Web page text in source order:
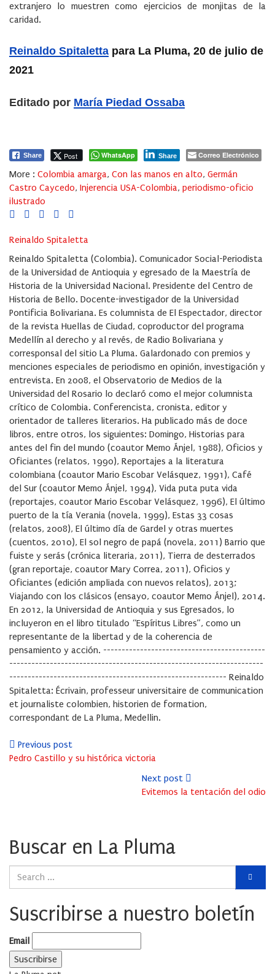
extranjero lo muestren como ejercicios de monjitas de la
caridad.
Reinaldo Spitaletta para La Pluma, 20 de julio de
2021
Editado por María Piedad Ossaba
Share Post WhatsApp Share Correo Electrónico
More : Colombia amarga, Con las manos en alto, Germán
Castro Caycedo, Injerencia USA-Colombia, periodismo-oficio
ilustrado
Reinaldo Spitaletta
Reinaldo Spitaletta (Colombia). Comunicador Social-Periodista
de la Universidad de Antioquia y egresado de la Maestría de
Historia de la Universidad Nacional. Presidente del Centro de
Historia de Bello. Docente-investigador de la Universidad
Pontificia Bolivariana. Es columnista de El Espectador, director
de la revista Huellas de Ciudad, coproductor del programa
Medellín al derecho y al revés, de Radio Bolivariana y
corresponsal del sitio La Pluma. Galardonado con premios y
menciones especiales de periodismo en opinión, investigación y
entrevista. En 2008, el Observatorio de Medios de la
Universidad del Rosario lo declaró como el mejor columnista
crítico de Colombia. Conferencista, cronista, editor y
orientador de talleres literarios. Ha publicado más de doce
libros, entre otros, los siguientes: Domingo, Historias para
antes del fin del mundo (coautor Memo Ánjel, 1988), Oficios y
Oficiantes (relatos, 1990), Reportajes a la literatura
colombiana (coautor Mario Escobar Velásquez, 1991), Café
del Sur (coautor Memo Ánjel, 1994), Vida puta puta vida
(reportajes, coautor Mario Escobar Velásquez, 1996), El último
puerto de la tía Verania (novela, 1999), Estas 33 cosas
(relatos, 2008), El último día de Gardel y otras muertes
(cuentos, 2010), El sol negro de papá (novela, 2011) Barrio que
fuiste y serás (crónica literaria, 2011), Tierra de desterrados
(gran reportaje, coautor Mary Correa, 2011), Oficios y
Oficiantes (edición ampliada con nuevos relatos), 2013;
Viajando con los clásicos (ensayo, coautor Memo Ánjel), 2014.
En 2012, la Universidad de Antioquia y sus Egresados, lo
incluyeron en el libro titulado “Espíritus Libres”, como un
representante de la libertad y de la coherencia de
pensamiento y acción. --------------------------------------------
---------------------------------------------------------------------
----------------------------------------------------------- Reinaldo
Spitaletta: Écrivain, professeur universitaire de communication
et journaliste colombien, historien de formation,
correspondant de La Pluma, Medellin.
Previous post
Pedro Castillo y su histórica victoria
Next post
Evitemos la tentación del odio
Buscar en La Pluma
Suscribirse a nuestro boletín
Email